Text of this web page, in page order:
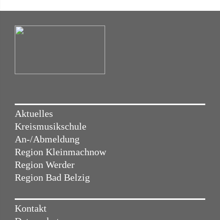
Aktuelles
Kreismusikschule
An-/Abmeldung
Region Kleinmachnow
Region Werder
Region Bad Belzig
Kontakt